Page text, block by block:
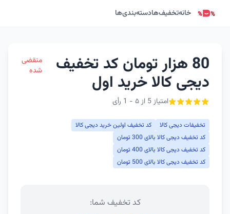
خانهتخفیف‌هادسته‌بندی‌ها
80 هزار تومان کد تخفیف
دیجی کالا خرید اول
امتیاز 5 از ۵ - 1 رأی
منقضی
شده
تخفیفات دیجی کالا
کد تخفیف اولین خرید دیجی کالا
کد تخفیف دیجی کالا بالای 300 تومان
کد تخفیف دیجی کالا بالای 400 تومان
کد تخفیف دیجی کالا بالای 500 تومان
کد تخفیف شما: